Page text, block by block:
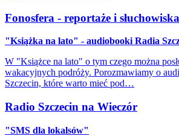
Fonosfera - reportaże i słuchowiska
"Książka na lato" - audiobooki Radia
W "Książce na lato" o tym czego można
wakacyjnych podróży. Porozmawiamy o
Szczecin, które warto mieć pod…
Radio Szczecin na Wieczór
"SMS dla lokalsów"